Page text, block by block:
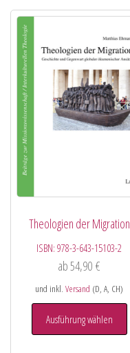
Theologien der Migration
ISBN:978-3-643-15103-2
ab54,90€
und inkl.Versand (D, A, CH)
Ausführung wählen